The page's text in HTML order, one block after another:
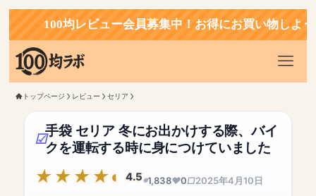
100均レビュー会員募集中！お得にお買い物しよう！
トップページ レビュー セリア
手袋 セリア 冬にお出かけする際、バイ
クを運転する時に身につけていました
4.5 1,838 0 2025年4月10日